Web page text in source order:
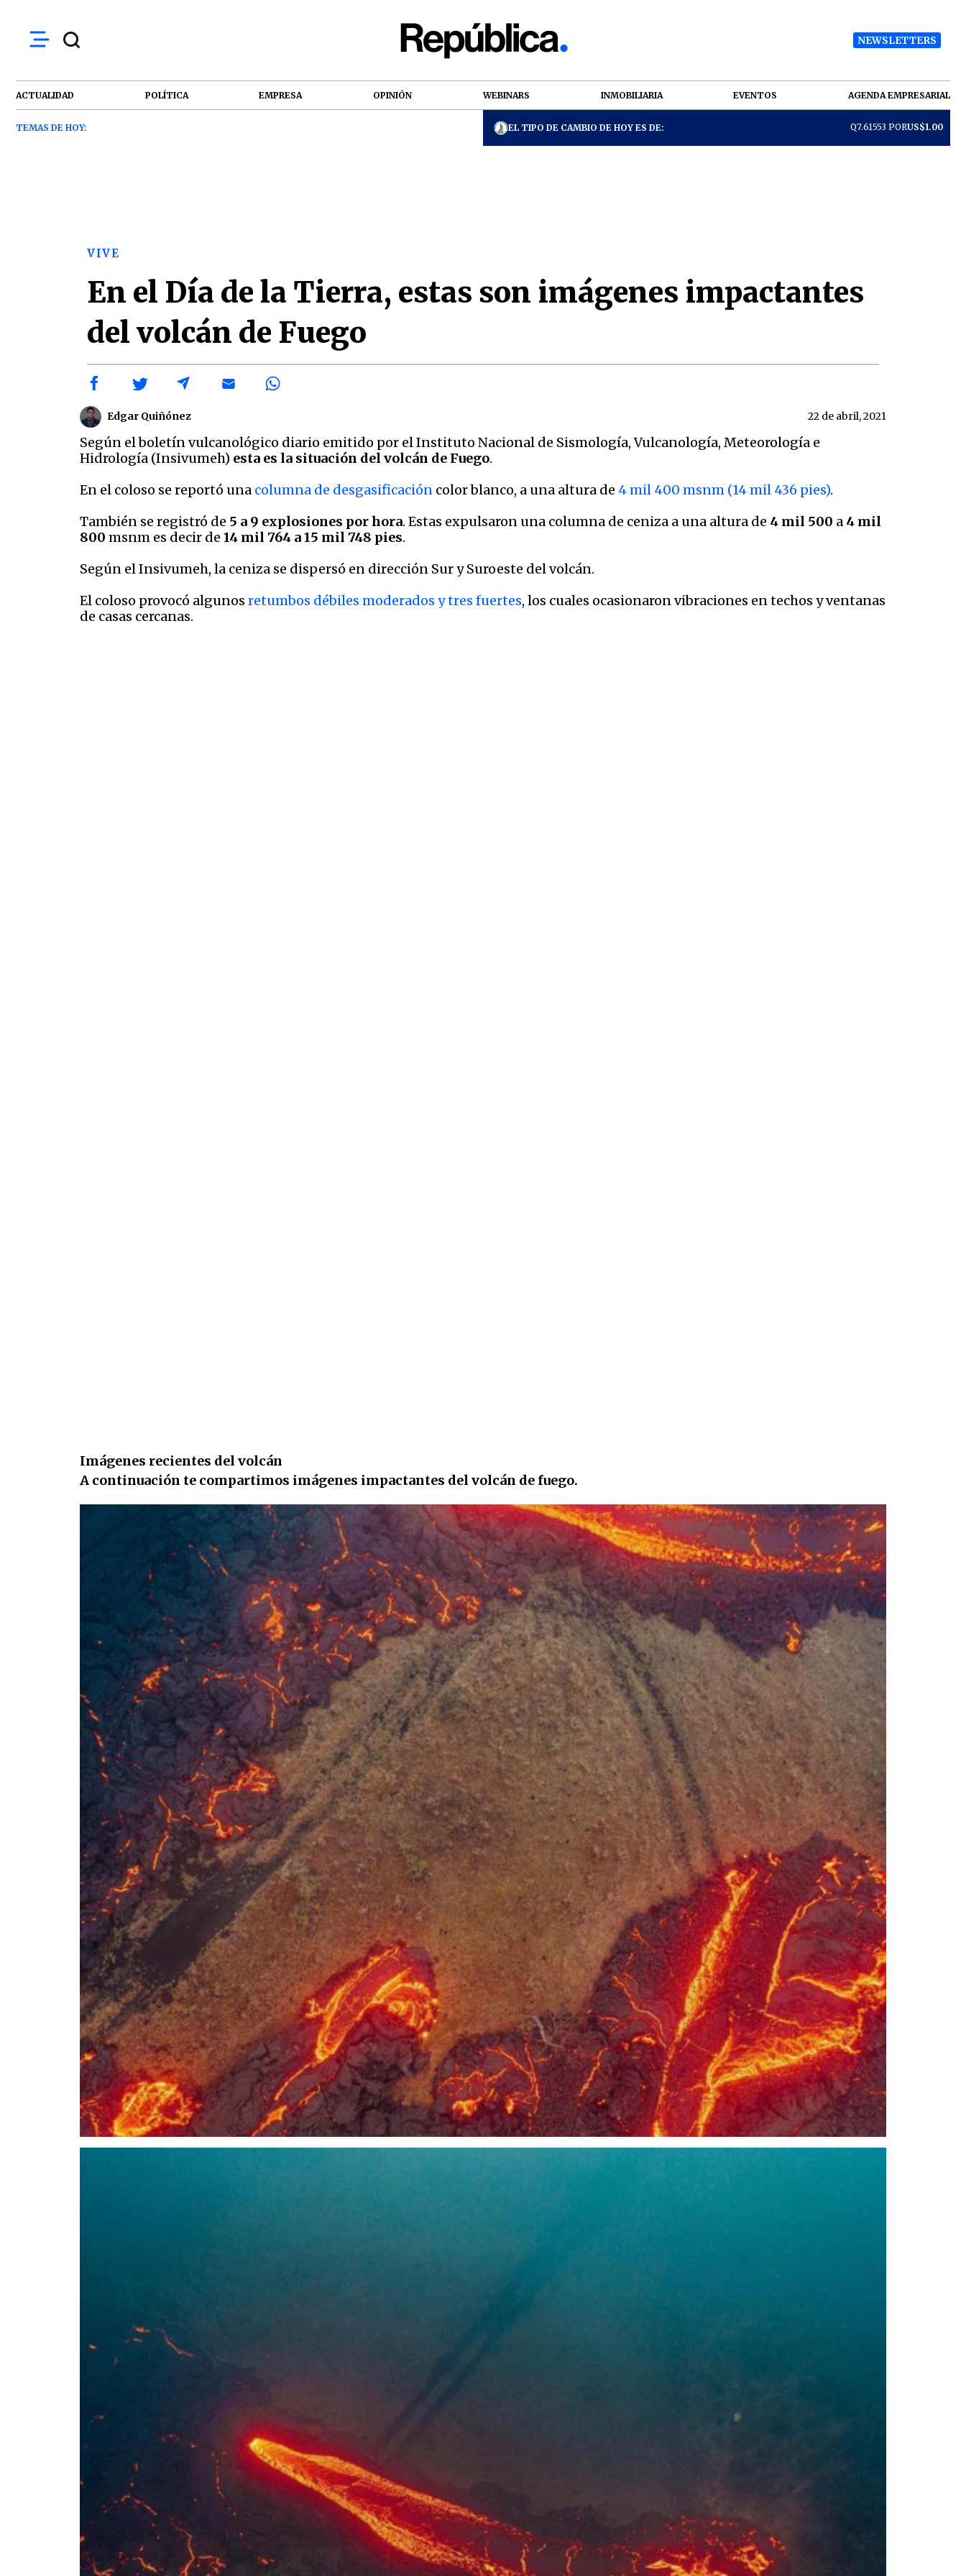
NEWSLETTERS
ACTUALIDAD POLÍTICA EMPRESA OPINIÓN WEBINARS INMOBILIARIA EVENTOS AGENDA EMPRESARIAL
TEMAS DE HOY: EL TIPO DE CAMBIO DE HOY ES DE: Q7.61553 PORUS$1.00
VIVE
En el Día de la Tierra, estas son imágenes impactantes
del volcán de Fuego
Edgar Quiñónez 22 de abril, 2021
Según el boletín vulcanológico diario emitido por el Instituto Nacional de Sismología, Vulcanología, Meteorología e
Hidrología (Insivumeh) esta es la situación del volcán de Fuego.
En el coloso se reportó una columna de desgasificación color blanco, a una altura de 4 mil 400 msnm (14 mil 436 pies).
También se registró de 5 a 9 explosiones por hora. Estas expulsaron una columna de ceniza a una altura de 4 mil 500 a 4 mil
800 msnm es decir de 14 mil 764 a 15 mil 748 pies.
Según el Insivumeh, la ceniza se dispersó en dirección Sur y Suroeste del volcán.
El coloso provocó algunos retumbos débiles moderados y tres fuertes, los cuales ocasionaron vibraciones en techos y ventanas
de casas cercanas.
Imágenes recientes del volcán
A continuación te compartimos imágenes impactantes del volcán de fuego.